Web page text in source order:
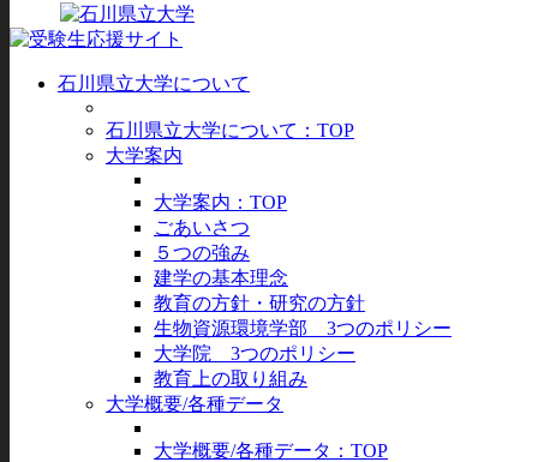
石川県立大学について
石川県立大学について：TOP
大学案内
大学案内：TOP
ごあいさつ
５つの強み
建学の基本理念
教育の方針・研究の方針
生物資源環境学部 3つのポリシー
大学院 3つのポリシー
教育上の取り組み
大学概要/各種データ
大学概要/各種データ：TOP